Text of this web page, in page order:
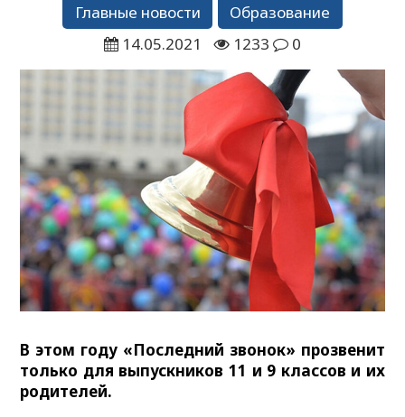
Главные новости
Образование
14.05.2021
1233 0
В этом году «Последний звонок» прозвенит
только для выпускников 11 и 9 классов и их
родителей.